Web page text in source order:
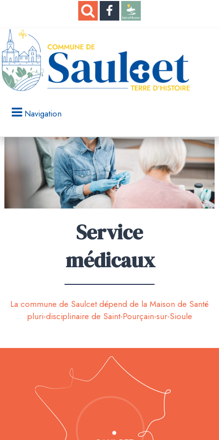
Navigation
Service
médicaux
La commune de Saulcet dépend de la Maison de Santé
pluri-disciplinaire de Saint-Pourçain-sur-Sioule